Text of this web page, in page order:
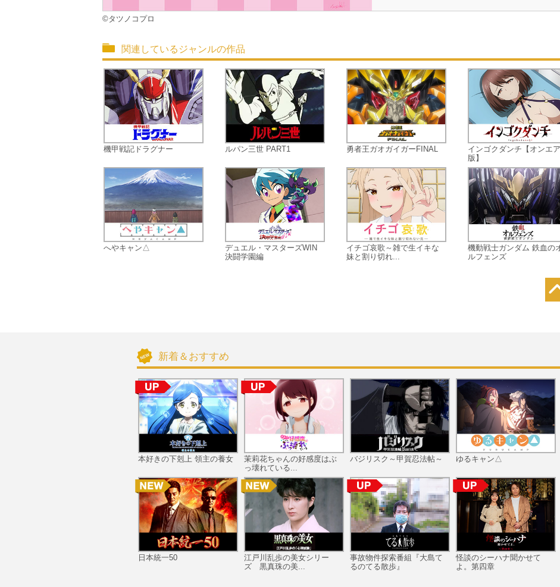
©タツノコプロ
関連しているジャンルの作品
機甲戦記ドラグナー
へやキャン△
ルパン三世 PART1
デュエル・マスターズWIN
決闘学園編
勇者王ガオガイガーFINAL
イチゴ哀歌～雑で生イキな
妹と割り切れ...
インゴクダンチ【オンエア
版】
機動戦士ガンダム 鉄血の
ルフェンズ
新着＆おすすめ
本好きの下剋上 領主の養女
日本統一50
茉莉花ちゃんの好感度はぶ
っ壊れている...
江戸川乱歩の美女シリー
ズ 黒真珠の美...
バジリスク～甲賀忍法帖～
事故物件探索番組『大島て
るのてる散歩』
ゆるキャン△
怪談のシーハナ聞かせて
よ。第四章